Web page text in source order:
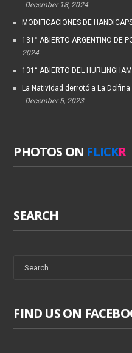
December 18, 2024
MODIFICACIONES DE
131° ABIERTO ARGENTINO DE
2024
131° ABIERTO DEL
La Natividad derrotó a La
December 5, 2023
PHOTOS ON FLICKR
SEARCH
FIND US ON